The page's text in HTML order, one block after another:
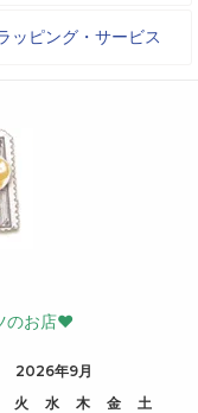
ッピング・サービス
のお店♥
2026年9月
火 水 木 金
土